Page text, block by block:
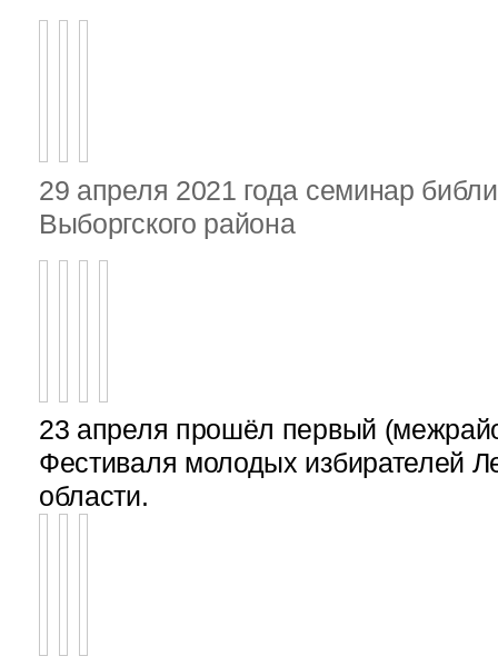
29 апреля 2021 года семинар
Выборгского района
23 апреля прошёл первый
Фестиваля молодых избирателей
области.